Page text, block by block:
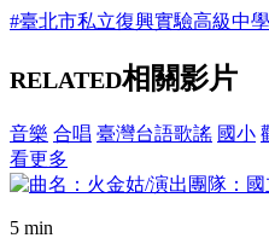
#臺北市私立復興實驗高級中
RELATED相關影片
音樂 合唱 臺灣台語歌謠 國小
看更多
5 min